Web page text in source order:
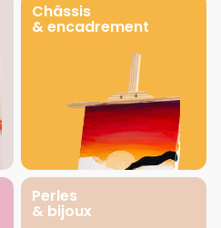
Châssis
& encadrement
Perles
& bijoux